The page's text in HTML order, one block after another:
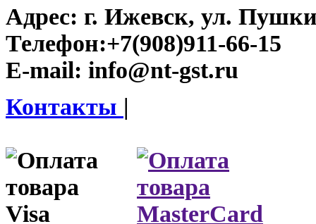
Адрес: г. Ижевск, ул.
Телефон:+7(908)911-66-15
E-mail: info@nt-gst.ru
Контакты |